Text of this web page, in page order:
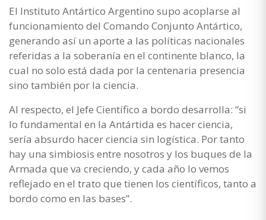
El Instituto Antártico Argentino supo acoplarse al
funcionamiento del Comando Conjunto Antártico,
generando así un aporte a las políticas nacionales
referidas a la soberanía en el continente blanco, la
cual no solo está dada por la centenaria presencia
sino también por la ciencia.
Al respecto, el Jefe Científico a bordo desarrolla: “si
lo fundamental en la Antártida es hacer ciencia,
sería absurdo hacer ciencia sin logística. Por tanto
hay una simbiosis entre nosotros y los buques de la
Armada que va creciendo, y cada año lo vemos
reflejado en el trato que tienen los científicos, tanto a
bordo como en las bases”.